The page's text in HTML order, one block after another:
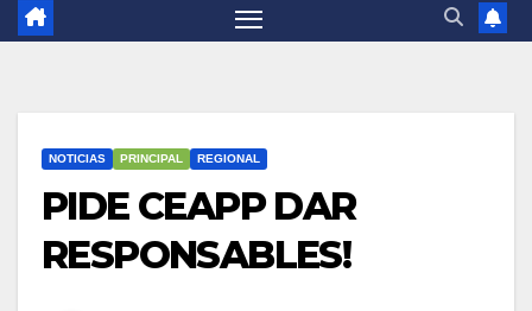
NOTICIAS PRINCIPAL REGIONAL
PIDE CEAPP DAR
RESPONSABLES!